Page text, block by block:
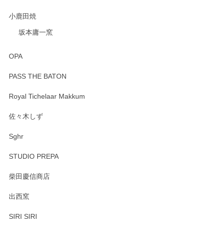
小鹿田焼
坂本庸一窯
OPA
PASS THE BATON
Royal Tichelaar Makkum
佐々木しず
Sghr
STUDIO PREPA
柴田慶信商店
出西窯
SIRI SIRI